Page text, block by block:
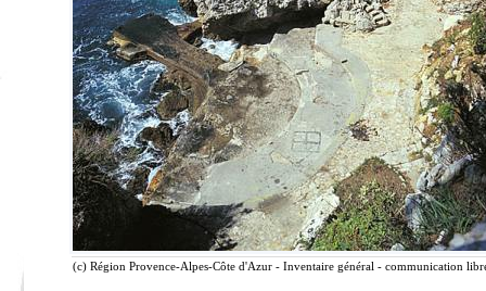
(c) Région Provence-Alpes-Côte d'Azur - Inventaire général - communication